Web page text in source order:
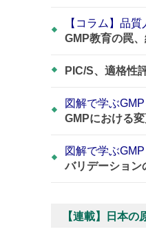
【コラム】品
GMP教育の罠
PIC/S、適格性
図解で学ぶ
GMPにおける
図解で学ぶ
バリデーション
【連載】日本の